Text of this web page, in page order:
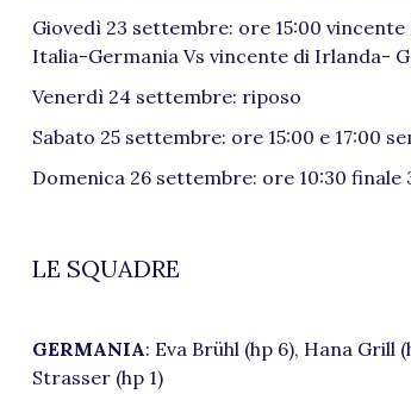
Giovedì 23 settembre: ore 15:00
Italia-Germania Vs vincente di Irlanda-
Venerdì 24 settembre: riposo
Sabato 25 settembre: ore 15:00 e 17:00
Domenica 26 settembre: ore 10:30 finale
LE SQUADRE
GERMANIA: Eva Brühl (hp 6), Hana Grill
Strasser (hp 1)